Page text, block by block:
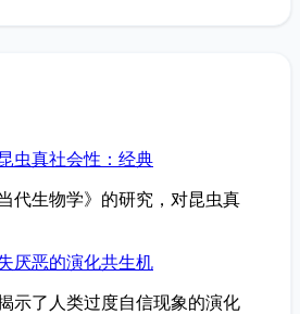
虫真社会性：经典
代生物学》的研究，对昆虫真
厌恶的演化共生机
示了人类过度自信现象的演化